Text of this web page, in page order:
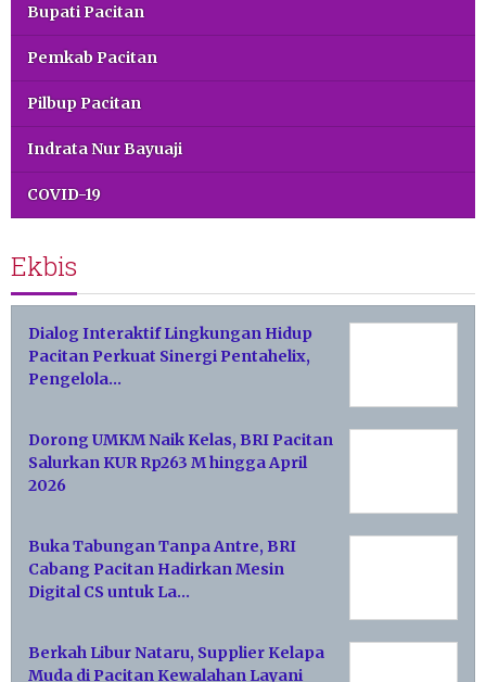
Bupati Pacitan
Pemkab Pacitan
Pilbup Pacitan
Indrata Nur Bayuaji
COVID-19
Ekbis
Dialog Interaktif Lingkungan Hidup
Pacitan Perkuat Sinergi Pentahelix,
Pengelola…
Dorong UMKM Naik Kelas, BRI Pacitan
Salurkan KUR Rp263 M hingga April
2026
Buka Tabungan Tanpa Antre, BRI
Cabang Pacitan Hadirkan Mesin
Digital CS untuk La…
Berkah Libur Nataru, Supplier Kelapa
Muda di Pacitan Kewalahan Layani